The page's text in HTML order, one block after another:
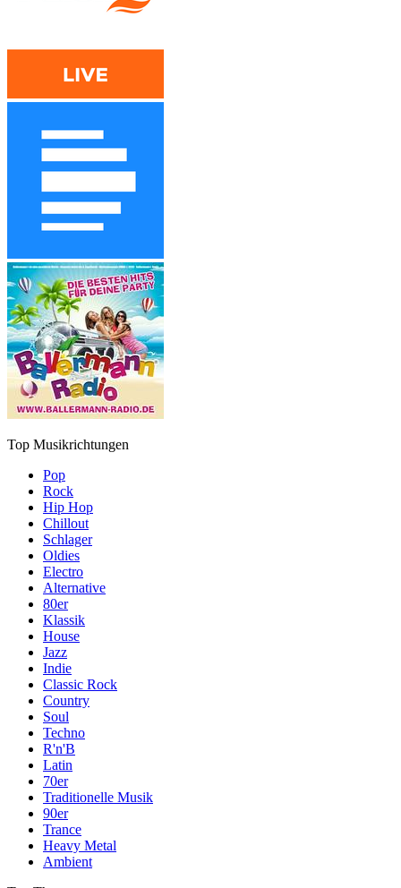
Top Musikrichtungen
Pop
Rock
Hip Hop
Chillout
Schlager
Oldies
Electro
Alternative
80er
Klassik
House
Jazz
Indie
Classic Rock
Country
Soul
Techno
R'n'B
Latin
70er
Traditionelle Musik
90er
Trance
Heavy Metal
Ambient